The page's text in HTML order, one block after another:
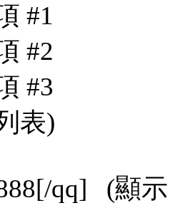
#1
#2
#3
表)
qq] (顯